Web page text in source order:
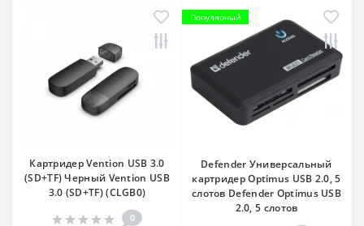
Картридер Vention USB 3.0
(SD+TF) Черный Vention USB
3.0 (SD+TF) (CLGB0)
0
Популярный
Defender Универсальный
картридер Optimus USB 2.0, 5
слотов Defender Optimus USB
2.0, 5 слотов